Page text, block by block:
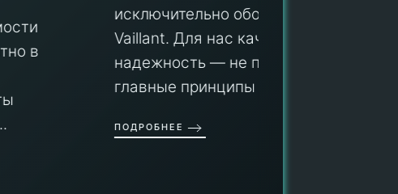
исключительно оборудование
Vaillant. Для нас качество и
надежность — не просто слова, а
главные принципы ра...
ПОДРОБНЕЕ